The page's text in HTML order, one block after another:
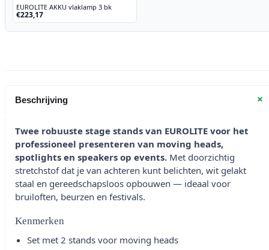
EUROLITE AKKU vlaklamp 3 bk
€223,17
Beschrijving +
Twee robuuste stage stands van EUROLITE voor het
professioneel presenteren van moving heads,
spotlights en speakers op events. Met doorzichtig
stretchstof dat je van achteren kunt belichten, wit gelakt
staal en gereedschapsloos opbouwen — ideaal voor
bruiloften, beurzen en festivals.
Kenmerken
Set met 2 stands voor moving heads